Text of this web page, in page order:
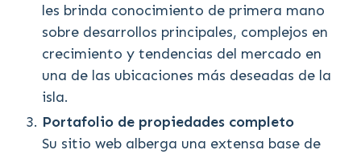
les brinda conocimiento de primera mano
sobre desarrollos principales, complejos en
crecimiento y tendencias del mercado en
una de las ubicaciones más deseadas de la
isla.
Portafolio de propiedades completo
Su sitio web alberga una extensa base de